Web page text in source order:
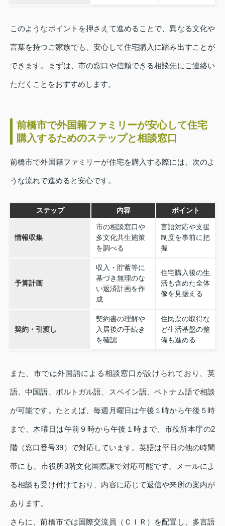
このようなポイントを押さえて進めることで、異なる文化や
言葉を持つご家族でも、安心して住宅購入に踏み出すことが
できます。まずは、市の窓口や信頼できる相談先にご連絡い
ただくことをおすすめします。
前橋市で外国籍ファミリーが安心して住宅
購入するためのステップと相談窓口
前橋市で外国籍ファミリーが住宅を購入する際には、次のよ
うな流れで進めると安心です。
ステップ 内容 ポイント
情報収集
市の相談窓口や
多文化共生施策
を調べる
言語対応や支援
制度を事前に把
握
予算計画
収入・貯蓄等に
基づき無理のな
い返済計画を作
成
住宅購入後の生
活も含めた全体
像を見据える
契約・引渡し
契約書の理解や
入居後の手続き
を確認
住民票の取得な
ど生活基盤の整
備も進める
また、市では外国語による相談窓口が設けられており、英
語、中国語、ポルトガル語、スペイン語、ベトナム語で相談
が可能です。たとえば、毎週月曜日は午後１時から午後５時
まで、木曜日は午前９時から午後１時まで、市役所本庁の2
階（窓口番号39）で対応しています。英語は平日の他の時間
帯にも、市役所3階文化国際課で対応可能です。メールによ
る相談も受け付けており、内容に応じて返信や来所の案内が
あります。
さらに、前橋市では国際交流員（ＣＩＲ）を配置し、多言語